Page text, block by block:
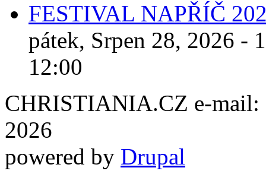
FESTIVAL NAPŘÍČ
pátek, Srpen 28, 2026 -
12:00
CHRISTIANIA.CZ e-mail:
2026
powered by Drupal